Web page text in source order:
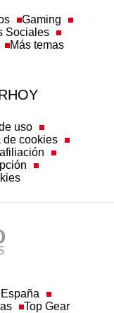
Gaming
Sociales
Más temas
uso
de cookies
Top Gear